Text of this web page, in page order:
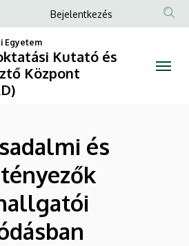
Anonim
fiók
menüje
Bejelentkezés
Egyetem
Kutató és
Központ
és